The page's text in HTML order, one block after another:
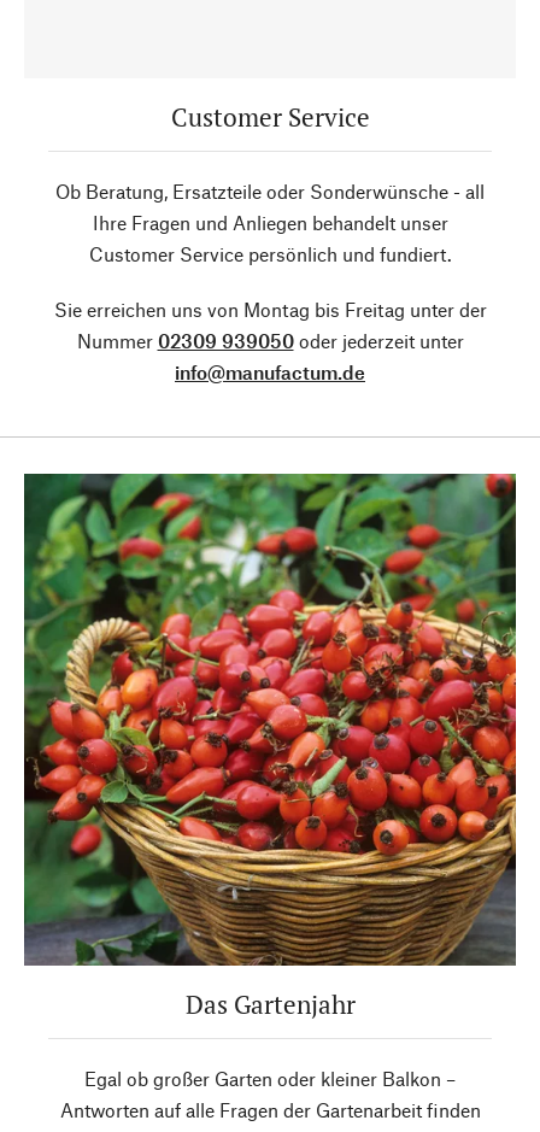
Customer Service
Ob Beratung, Ersatzteile oder Sonderwünsche - all
Ihre Fragen und Anliegen behandelt unser
Customer Service persönlich und fundiert.
Sie erreichen uns von Montag bis Freitag unter der
Nummer 02309 939050oder jederzeit unter
info@manufactum.de
Das Gartenjahr
Egal ob großer Garten oder kleiner Balkon –
Antworten auf alle Fragen der Gartenarbeit finden